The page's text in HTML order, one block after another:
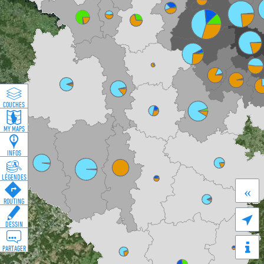

«
COUCHES
MY MAPS
INFOS
LÉGENDES
ROUTING
DESSIN
PARTAGER